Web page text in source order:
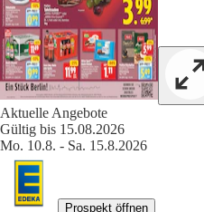
Aktuelle Angebote
Gültig bis 15.08.2026
Mo. 10.8. - Sa. 15.8.2026
Prospekt öffnen